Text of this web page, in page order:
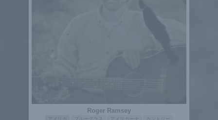
Roger Ramsey
アメリカ ブルーグラス アメリカーナ
カントリー